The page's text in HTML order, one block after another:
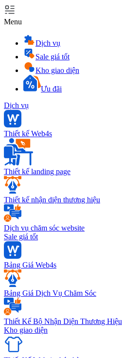
Menu
Dịch vụ
Sale giá tốt
Kho giao diện
Ưu đãi
Dịch vụ
Thiết kế Web4s
Thiết kế landing page
Thiết kế nhận diện thương hiệu
Dịch vụ chăm sóc website
Sale giá tốt
Bảng Giá Web4s
Bảng Giá Dịch Vụ Chăm Sóc
Thiết Kế Bộ Nhận Diện Thương Hiệu
Kho giao diện